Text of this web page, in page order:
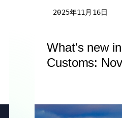
2025年11月16日
What's new
Customs: